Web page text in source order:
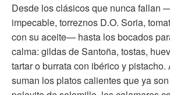
Desde los clásicos que nunca fallan
impecable, torreznos D.O. Soria,
con su aceite— hasta los bocados
calma: gildas de Santoña, tostas,
tartar o burrata con ibérico y pistacho.
suman los platos calientes que ya